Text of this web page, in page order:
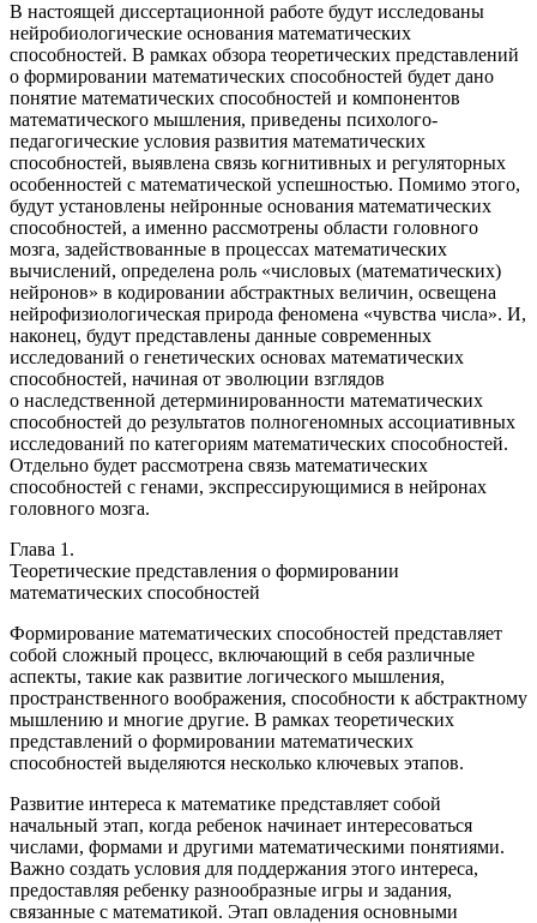
В настоящей диссертационной работе будут исследованы
нейробиологические основания математических
способностей. В рамках обзора теоретических представлений
о формировании математических способностей будет дано
понятие математических способностей и компонентов
математического мышления, приведены психолого-
педагогические условия развития математических
способностей, выявлена связь когнитивных и регуляторных
особенностей с математической успешностью. Помимо этого,
будут установлены нейронные основания математических
способностей, а именно рассмотрены области головного
мозга, задействованные в процессах математических
вычислений, определена роль «числовых (математических)
нейронов» в кодировании абстрактных величин, освещена
нейрофизиологическая природа феномена «чувства числа». И,
наконец, будут представлены данные современных
исследований о генетических основах математических
способностей, начиная от эволюции взглядов
о наследственной детерминированности математических
способностей до результатов полногеномных ассоциативных
исследований по категориям математических способностей.
Отдельно будет рассмотрена связь математических
способностей с генами, экспрессирующимися в нейронах
головного мозга.
Глава 1.
Теоретические представления о формировании
математических способностей
Формирование математических способностей представляет
собой сложный процесс, включающий в себя различные
аспекты, такие как развитие логического мышления,
пространственного воображения, способности к абстрактному
мышлению и многие другие. В рамках теоретических
представлений о формировании математических
способностей выделяются несколько ключевых этапов.
Развитие интереса к математике представляет собой
начальный этап, когда ребенок начинает интересоваться
числами, формами и другими математическими понятиями.
Важно создать условия для поддержания этого интереса,
предоставляя ребенку разнообразные игры и задания,
связанные с математикой. Этап овладения основными